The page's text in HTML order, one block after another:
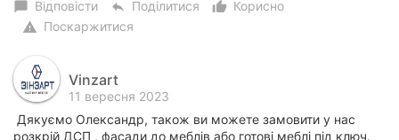
chat_bubble Відповісти reply Поділитися thumb_up_alt
Корисно
warning Поскаржитися
Vinzart
11 вересня 2023
Дякуємо Олександр, також ви можете замовити у нас
розкрій ДСП , фасади до меблів або готові меблі під ключ.